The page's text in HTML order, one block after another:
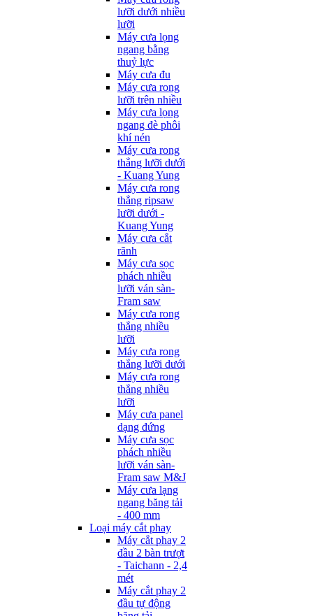
lưỡi dưới nhiều
lưỡi
Máy cưa lọng
ngang bằng
thuỷ lực
Máy cưa đu
Máy cưa rong
lưỡi trên nhiều
Máy cưa lọng
ngang đè phôi
khí nén
Máy cưa rong
thẳng lưỡi dưới
- Kuang Yung
Máy cưa rong
thẳng ripsaw
lưỡi dưới -
Kuang Yung
Máy cưa cắt
rãnh
Máy cưa sọc
phách nhiều
lưỡi ván sàn-
Fram saw
Máy cưa rong
thẳng nhiều
lưỡi
Máy cưa rong
thẳng lưỡi dưới
Máy cưa rong
thẳng nhiều
lưỡi
Máy cưa panel
dạng đứng
Máy cưa sọc
phách nhiều
lưỡi ván sàn-
Fram saw M&J
Máy cưa lạng
ngang băng tải
- 400 mm
Loại máy cắt phay
Máy cắt phay 2
đầu 2 bàn trượt
- Taichann - 2,4
mét
Máy cắt phay 2
đầu tự động